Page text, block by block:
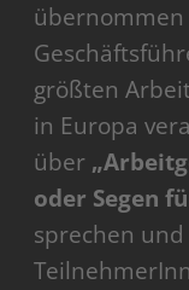
übernommen
größten
in Europa
über „
oder Segen
sprechen